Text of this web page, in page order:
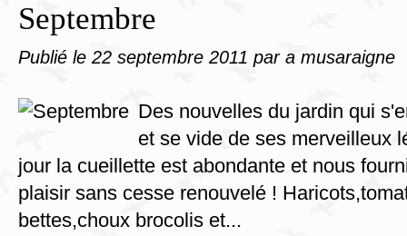
Septembre
Publié le 22 septembre 2011 par a musaraigne
Des nouvelles du jardin qui
et se vide de ses merveilleux
jour la cueillette est abondante et nous
plaisir sans cesse renouvelé !
bettes,choux brocolis et...